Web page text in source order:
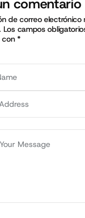
comentario
de correo electrónico
Los campos
con*